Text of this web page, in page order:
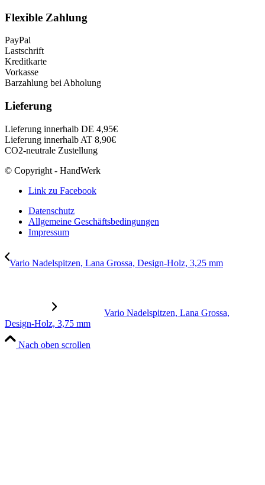
Flexible Zahlung
PayPal
Lastschrift
Kreditkarte
Vorkasse
Barzahlung bei Abholung
Lieferung
Lieferung innerhalb DE 4,95€
Lieferung innerhalb AT 8,90€
CO2-neutrale Zustellung
© Copyright - HandWerk
Link zu Facebook
Datenschutz
Allgemeine Geschäftsbedingungen
Impressum
Vario Nadelspitzen, Lana Grossa, Design-Holz, 3,25 mm
Vario Nadelspitzen, Lana Grossa,
Design-Holz, 3,75 mm
Nach oben scrollen